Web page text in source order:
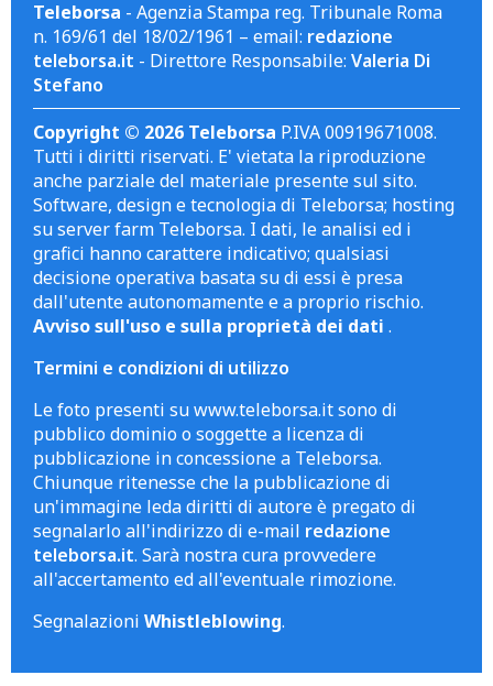
Teleborsa - Agenzia Stampa reg. Tribunale Roma
n. 169/61 del 18/02/1961 – email: redazione
teleborsa.it - Direttore Responsabile: Valeria Di
Stefano
Copyright © 2026 Teleborsa P.IVA 00919671008.
Tutti i diritti riservati. E' vietata la riproduzione
anche parziale del materiale presente sul sito.
Software, design e tecnologia di Teleborsa; hosting
su server farm Teleborsa. I dati, le analisi ed i
grafici hanno carattere indicativo; qualsiasi
decisione operativa basata su di essi è presa
dall'utente autonomamente e a proprio rischio.
Avviso sull'uso e sulla proprietà dei dati .
Termini e condizioni di utilizzo
Le foto presenti su www.teleborsa.it sono di
pubblico dominio o soggette a licenza di
pubblicazione in concessione a Teleborsa.
Chiunque ritenesse che la pubblicazione di
un'immagine leda diritti di autore è pregato di
segnalarlo all'indirizzo di e-mail redazione
teleborsa.it. Sarà nostra cura provvedere
all'accertamento ed all'eventuale rimozione.
Segnalazioni Whistleblowing.